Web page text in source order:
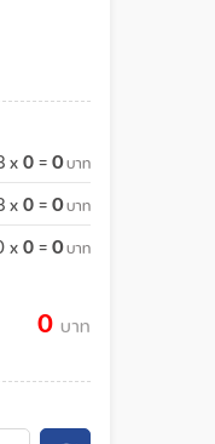
x 0= 0บาท
x 0= 0บาท
x 0= 0บาท
0 บาท